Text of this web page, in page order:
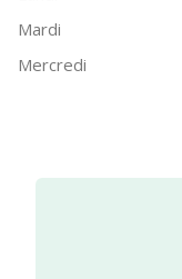
Mardi
Mercredi